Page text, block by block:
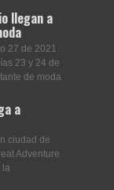
llegan a
27 de 2021
23 y 24 de
de moda
a
ciudad de
Adventure
la